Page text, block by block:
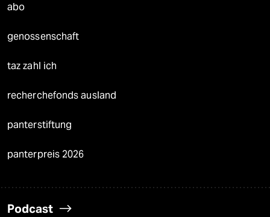
abo
genossenschaft
taz zahl ich
recherchefonds ausland
panterstiftung
panterpreis 2026
Podcast